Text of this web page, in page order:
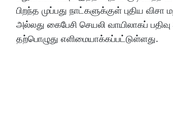
பிறந்த முப்பது நாட்களுக்குள் புதிய
அல்லது கைபேசி செயலி வாயிலாகப்
தற்பொழுது எளிமையாக்கப்பட்டுள்ளது.